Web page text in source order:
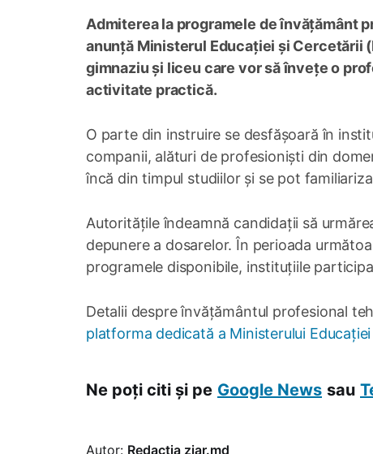
Admiterea la programele de învățământ
anunță Ministerul Educației și Cercetării
gimnaziu și liceu care vor să învețe o
activitate practică.
O parte din instruire se desfășoară în
companii, alături de profesioniști din
încă din timpul studiilor și se pot
Autoritățile îndeamnă candidații să
depunere a dosarelor. În perioada
programele disponibile, instituțiile
Detalii despre învățământul profesional
platforma dedicată a Ministerului
Ne poți citi și pe Google News sau
Autor: Redacția ziar.md